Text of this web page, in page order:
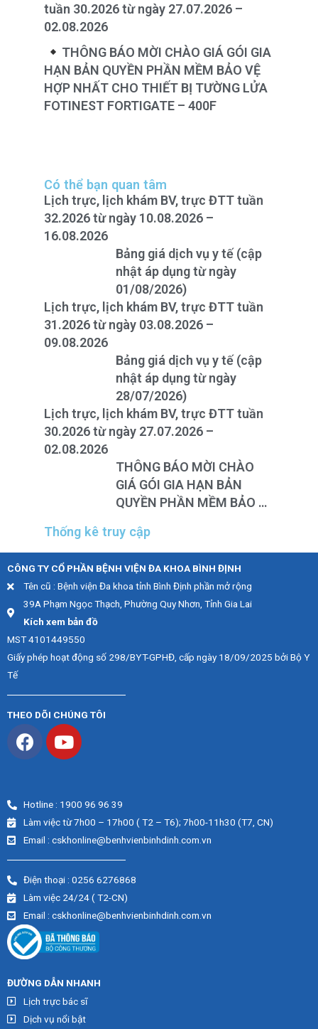
tuần 30.2026 từ ngày 27.07.2026 –
02.08.2026
THÔNG BÁO MỜI CHÀO GIÁ GÓI GIA
HẠN BẢN QUYỀN PHẦN MỀM BẢO VỆ
HỢP NHẤT CHO THIẾT BỊ TƯỜNG LỬA
FOTINEST FORTIGATE – 400F
Có thể bạn quan tâm
Lịch trực, lịch khám BV, trực ĐTT tuần
32.2026 từ ngày 10.08.2026 –
16.08.2026
Bảng giá dịch vụ y tế (cập
nhật áp dụng từ ngày
01/08/2026)
Lịch trực, lịch khám BV, trực ĐTT tuần
31.2026 từ ngày 03.08.2026 –
09.08.2026
Bảng giá dịch vụ y tế (cập
nhật áp dụng từ ngày
28/07/2026)
Lịch trực, lịch khám BV, trực ĐTT tuần
30.2026 từ ngày 27.07.2026 –
02.08.2026
THÔNG BÁO MỜI CHÀO
GIÁ GÓI GIA HẠN BẢN
QUYỀN PHẦN MỀM BẢO VỆ
TƯỜNG LỬA FOTINEST
FORTIGATE – 400F
Thống kê truy cập
CÔNG TY CỔ PHẦN BỆNH VIỆN ĐA KHOA BÌNH ĐỊNH
Tên cũ : Bệnh viện Đa khoa tỉnh Bình Định phần mở rộng
39A Phạm Ngọc Thạch, Phường Quy Nhơn, Tỉnh Gia Lai
Kích xem bản đồ
MST 4101449550
Giấy phép hoạt động số 298/BYT-GPHĐ, cấp ngày 18/09/2025 bởi Bộ Y
Tế
THEO DÕI CHÚNG TÔI
Hotline : 1900 96 96 39
Làm việc từ 7h00 – 17h00 ( T2 – T6); 7h00-11h30 (T7, CN)
Email : cskhonline@benhvienbinhdinh.com.vn
Điện thoại : 0256 6276868
Làm việc 24/24 ( T2-CN)
Email : cskhonline@benhvienbinhdinh.com.vn
ĐƯỜNG DẪN NHANH
Lịch trực bác sĩ
Dịch vụ nổi bật